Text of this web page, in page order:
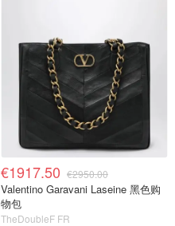
€1917.50 €2950.00
Valentino Garavani Laseine 黑色购
物包
TheDoubleF FR